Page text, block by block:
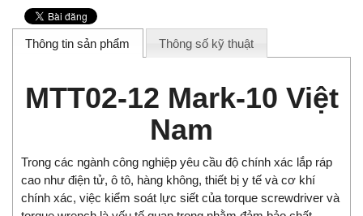
Thông tin sản phẩm Thông số kỹ thuật
MTT02-12 Mark-10 Việt
Nam
Trong các ngành công nghiệp yêu cầu độ chính xác lắp ráp
cao như điện tử, ô tô, hàng không, thiết bị y tế và cơ khí
chính xác, việc kiểm soát lực siết của torque screwdriver và